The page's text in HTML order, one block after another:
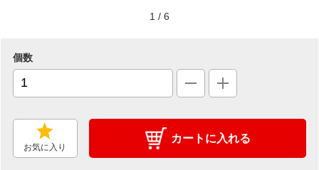
1 / 6
個数
お気に入り
カートに入れる